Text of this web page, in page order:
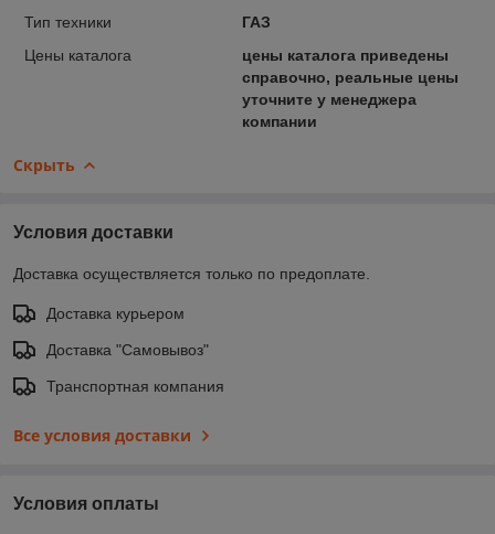
Тип техники
ГАЗ
Цены каталога
цены каталога приведены
справочно, реальные цены
уточните у менеджера
компании
Скрыть
Условия доставки
Доставка осуществляется только по предоплате.
Доставка курьером
Доставка "Самовывоз"
Транспортная компания
Все условия доставки
Условия оплаты